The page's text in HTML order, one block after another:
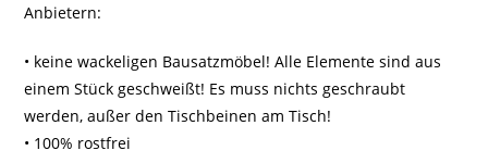
Anbietern:
• keine wackeligen Bausatzmöbel! Alle Elemente sind aus
einem Stück geschweißt! Es muss nichts geschraubt
werden, außer den Tischbeinen am Tisch!
• 100% rostfrei